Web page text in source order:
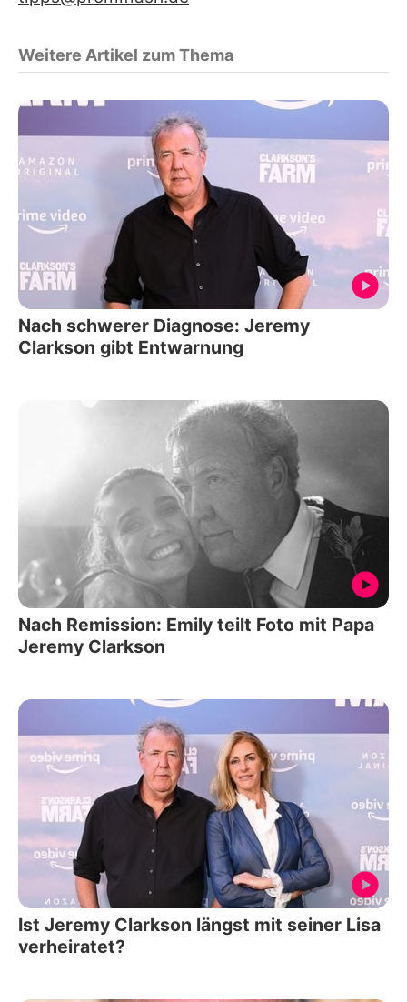
Weitere Artikel zum Thema
Nach schwerer Diagnose: Jeremy
Clarkson gibt Entwarnung
Nach Remission: Emily teilt Foto mit Papa
Jeremy Clarkson
Ist Jeremy Clarkson längst mit seiner Lisa
verheiratet?